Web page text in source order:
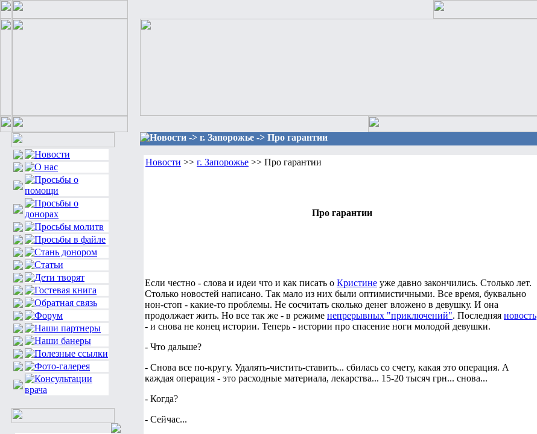
Новости -> г. Запорожье -> Про гарантии
Новости >> г. Запорожье >> Про гарантии
Про гарантии
Если честно - слова и идеи что и как писать о Кристине уже давно закончились. Столько лет.
Столько новостей написано. Так мало из них были оптимистичными. Все время, буквально
нон-стоп - какие-то проблемы. Не сосчитать сколько денег вложено в девушку. И она
продолжает жить. Но все так же - в режиме непрерывных "приключений". Последняя новость
- и снова не конец истории. Теперь - истории про спасение ноги молодой девушки.
- Что дальше?
- Снова все по-кругу. Удалять-чистить-ставить... сбилась со счету, какая это операция. А
каждая операция - это расходные материала, лекарства... 15-20 тысяч грн... снова...
- Когда?
- Сейчас...